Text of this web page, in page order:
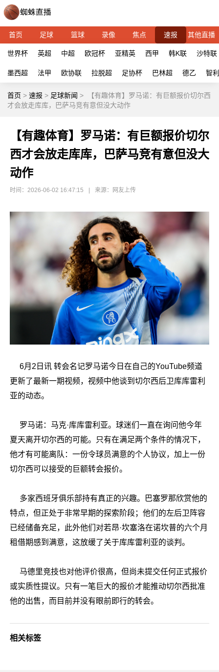
首页 足球 篮球 录像 焦点 速报 其他直播
世界杯 英超 中超 欧冠杯 亚精英 西甲 韩K联 沙特联
墨西超 法甲 欧协联 拉脱超 足协杯 巴林超 德乙 智
首页 > 速报 > 足球新闻 >
【有趣体育】罗马诺：有巨额报价切尔西
才会放走库库，巴萨马竞有意但没大动作
【有趣体育】罗马诺：有巨额报价切尔
西才会放走库库，巴萨马竞有意但没大
动作
时间：2026-06-02 16:47:15 来源：网友上传
6月2日讯 转会名记罗马诺今日在自己的YouTube频道
更新了最新一期视频，视频中他谈到切尔西后卫库库雷利
亚的动态。
罗马诺：马克·库库雷利亚。球迷们一直在询问他今年
夏天离开切尔西的可能。只有在满足两个条件的情况下，
他才有可能离队：一份令球员满意的个人协议，加上一份
切尔西可以接受的巨额转会报价。
多家西班牙俱乐部持有真正的兴趣。巴塞罗那欣赏他的
特点，但正处于非常早期的探索阶段；他们的左后卫阵容
已经储备充足，此外他们对若昂·坎塞洛在诺坎普的六个月
租借期感到满意，这放缓了关于库库雷利亚的谈判。
马德里竞技也对他评价很高，但尚未提交任何正式报价
或实质性提议。只有一笔巨大的报价才能推动切尔西批准
他的出售，而目前并没有眼前即行的转会。
相关标签